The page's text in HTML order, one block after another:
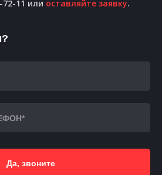
72-11 или оставляйте заявку.
Да, звоните